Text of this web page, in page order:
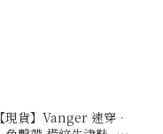
【現貨】Vanger 速穿．